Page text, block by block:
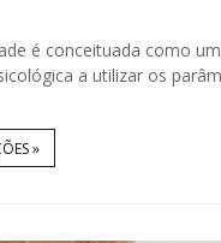
é conceituada como
a utilizar os
»